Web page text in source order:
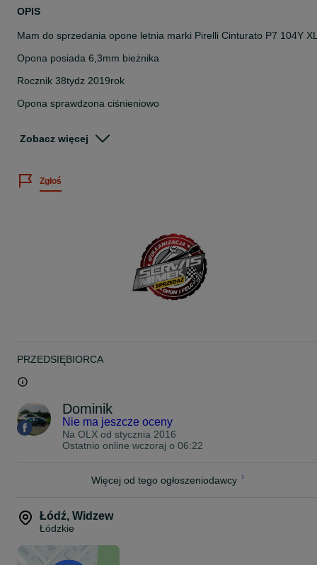
Szerokość
OPIS
Mam do sprzedania opone letnia marki Pirelli Cinturato P7 104Y
Opona posiada 6,3mm bieżnika
Rocznik 38tydz 2019rok
Opona sprawdzona ciśnieniowo
Możliwość wysyłki kurierem.
Zapraszam na nasze inne aukcje
Zobacz więcej
Zgłoś
PRZEDSIĘBIORCA
Dominik
Nie ma jeszcze oceny
Na OLX od stycznia 2016
Ostatnio online wczoraj o 06:22
Więcej od tego ogłoszeniodawcy
Łódź, Widzew
Łódzkie